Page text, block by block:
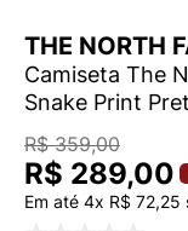
THE NORTH
Camiseta The
Snake Print
R$ 359,00
R$ 289,00
Em até 4x R$ 72,25
4º
TÊNIS VEJA
5
ADIDAS
6
SAMBA
7º
MELISSA SLIDE
VANS TÊNIS